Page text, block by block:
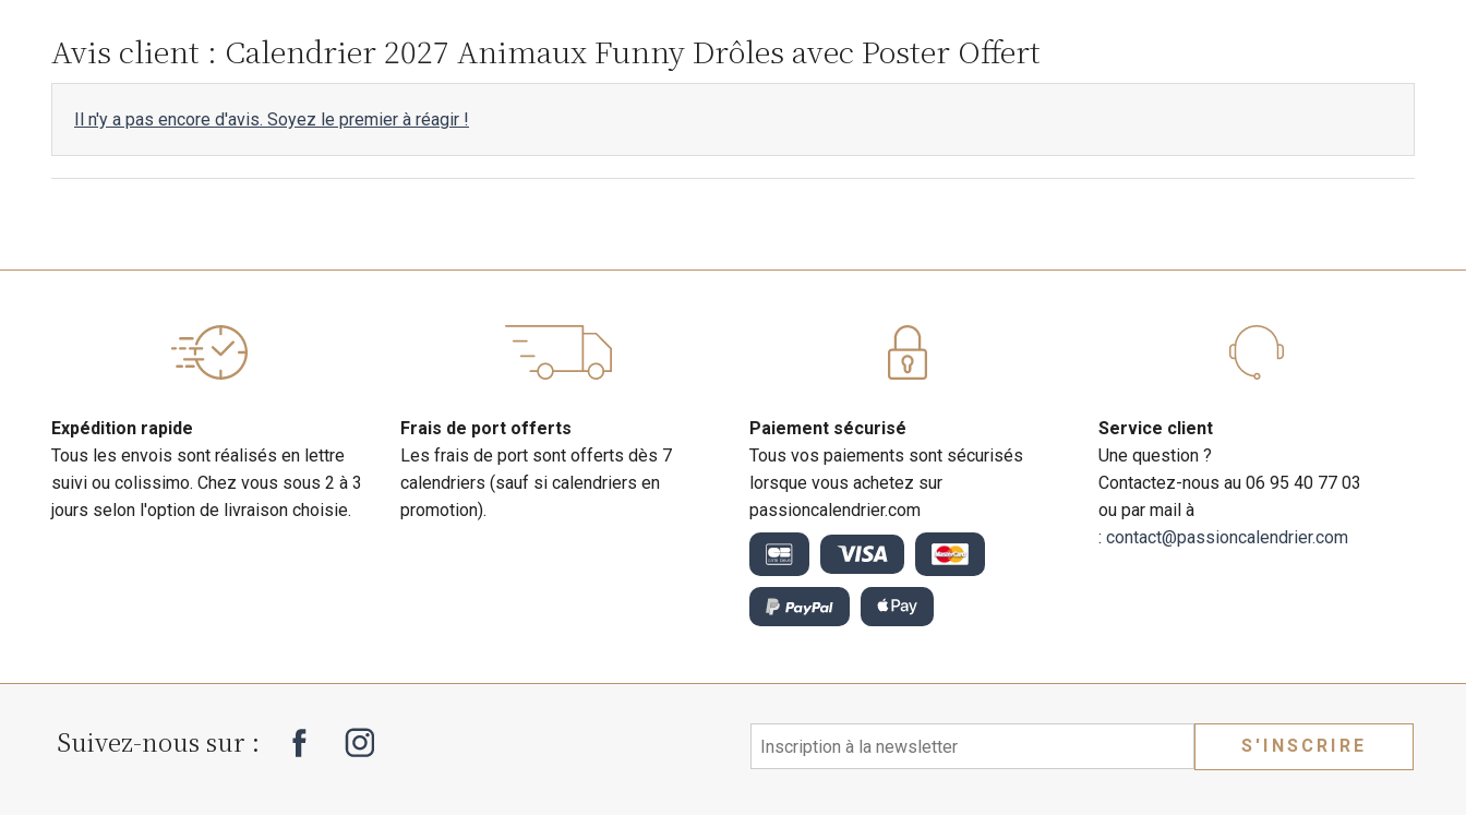
Avis client : Calendrier 2027 Animaux Funny Drôles avec Poster Offert
Il n'y a pas encore d'avis. Soyez le premier à réagir !
Expédition rapide
Tous les envois sont réalisés en lettre
suivi ou colissimo. Chez vous sous 2 à 3
jours selon l'option de livraison choisie.
Frais de port offerts
Les frais de port sont offerts dès 7
calendriers (sauf si calendriers en
promotion).
Paiement sécurisé
Tous vos paiements sont sécurisés
lorsque vous achetez sur
passioncalendrier.com
Service client
Une question ?
Contactez-nous au 06 95 40 77 03
ou par mail à
: contact@passioncalendrier.com
Suivez-nous sur : S'INSCRIRE